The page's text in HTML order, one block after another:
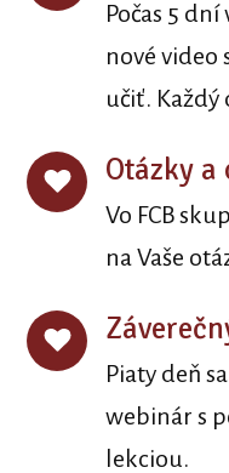
Počas 5
nové video
učiť. Každý
Otázky a
Vo FCB
na Vaše
Piaty deň
webinár s
lekciou.